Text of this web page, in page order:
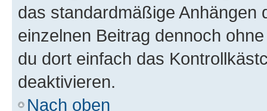
das standardmäßige Anhängen
einzelnen Beitrag dennoch
du dort einfach das
deaktivieren.
Nach oben